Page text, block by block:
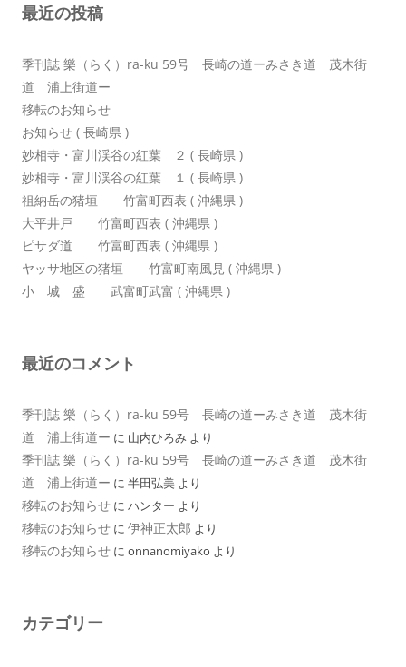
ン
最近の投稿
季刊誌 樂（らく）ra-ku 59号 長崎の道ーみさき道 茂木街
道 浦上街道ー
移転のお知らせ
お知らせ ( 長崎県 )
妙相寺・富川渓谷の紅葉 ２ ( 長崎県 )
妙相寺・富川渓谷の紅葉 １ ( 長崎県 )
祖納岳の猪垣 竹富町西表 ( 沖縄県 )
大平井戸 竹富町西表 ( 沖縄県 )
ピサダ道 竹富町西表 ( 沖縄県 )
ヤッサ地区の猪垣 竹富町南風見 ( 沖縄県 )
小 城 盛 武富町武富 ( 沖縄県 )
最近のコメント
季刊誌 樂（らく）ra-ku 59号 長崎の道ーみさき道 茂木街
道 浦上街道ー に 山内ひろみ より
季刊誌 樂（らく）ra-ku 59号 長崎の道ーみさき道 茂木街
道 浦上街道ー に 半田弘美 より
移転のお知らせ に ハンター より
移転のお知らせ に 伊神正太郎 より
移転のお知らせ に onnanomiyako より
カテゴリー